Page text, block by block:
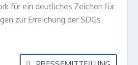
für ein deut­li­ches Zei­chen für
zur Errei­chung der SDGs